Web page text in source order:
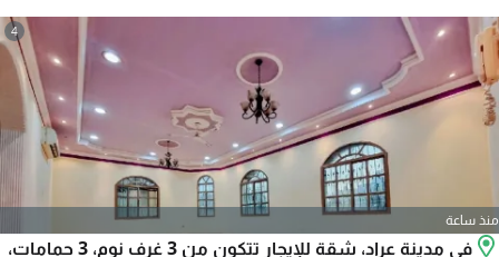
4
منذ ساعة
في مدينة عراد، شقة للإيجار تتكون من 3 غرف نوم، 3 حمامات،